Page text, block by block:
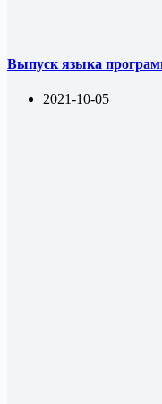
Выпуск языка
2021-10-05